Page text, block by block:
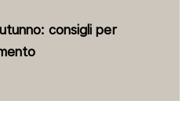
consigli per